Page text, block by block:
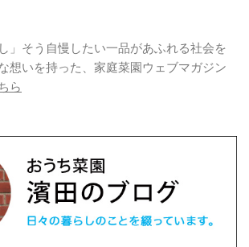
」そう自慢したい一品があふれる社会を
想いを持った、家庭菜園ウェブマガジン
ら